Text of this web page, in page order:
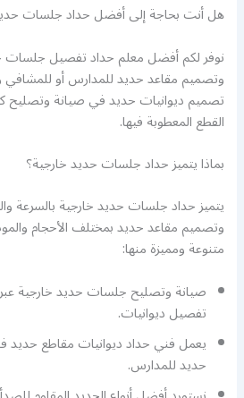
هل أنت بحاجة إلى أفضل حداد جلسات
نوفر لكم أفضل معلم حداد تفصيل جلسات
وتصميم مقاعد حديد للمدارس أو
تصميم ديوانيات حديد في صيانة وتصليح
القطع المعطوبة فيها.
بماذا يتميز حداد جلسات حديد خارجية؟
يتميز حداد جلسات حديد خارجية بالسرعة
وتصميم مقاعد حديد بمختلف الأحجام
متنوعة ومميزة منها:
صيانة وتصليح جلسات حديد خارجية
تفصيل ديوانيات.
يعمل فني حداد ديوانيات مقاطع
حديد للمدارس.